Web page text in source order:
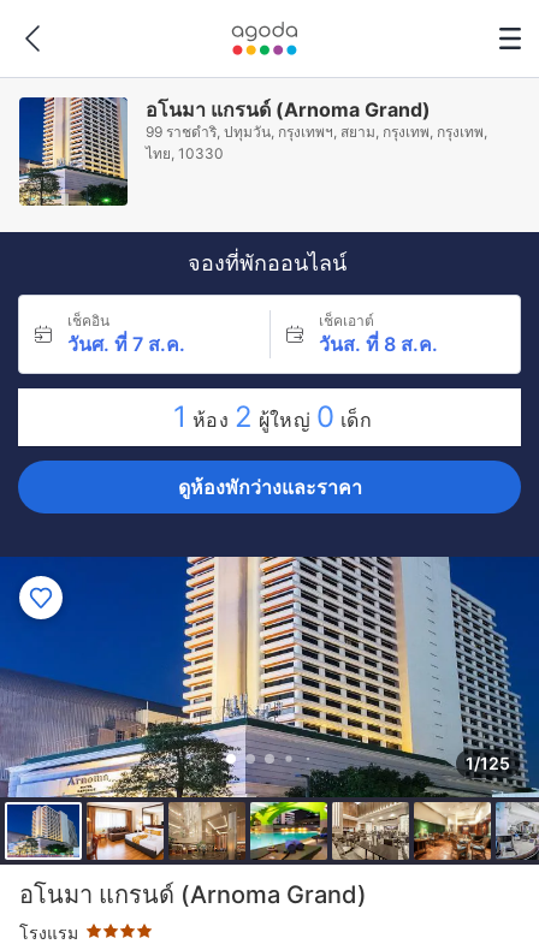
อโนมา แกรนด์ (Arnoma Grand)
99 ราชดำริ, ปทุมวัน, กรุงเทพฯ, สยาม, กรุงเทพ, กรุงเทพ,
ไทย, 10330
จองที่พักออนไลน์
เช็คอิน
วันศ. ที่ 7 ส.ค.
เช็คเอาต์
วันส. ที่ 8 ส.ค.
1 ห้อง 2 ผู้ใหญ่ 0 เด็ก
ดูห้องพักว่างและราคา
1/125
อโนมา แกรนด์ (Arnoma Grand)
โรงแรม
ระดับดาว: 4 ดาว